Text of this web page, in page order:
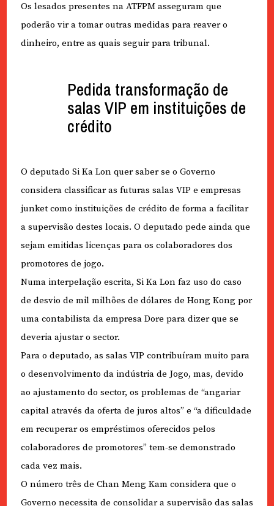
Os lesados presentes na ATFPM asseguram que
poderão vir a tomar outras medidas para reaver o
dinheiro, entre as quais seguir para tribunal.
Pedida transformação de
salas VIP em instituições de
crédito
O deputado Si Ka Lon quer saber se o Governo
considera classificar as futuras salas VIP e empresas
junket como instituições de crédito de forma a facilitar
a supervisão destes locais. O deputado pede ainda que
sejam emitidas licenças para os colaboradores dos
promotores de jogo.
Numa interpelação escrita, Si Ka Lon faz uso do caso
de desvio de mil milhões de dólares de Hong Kong por
uma contabilista da empresa Dore para dizer que se
deveria ajustar o sector.
Para o deputado, as salas VIP contribuíram muito para
o desenvolvimento da indústria de Jogo, mas, devido
ao ajustamento do sector, os problemas de “angariar
capital através da oferta de juros altos” e “a dificuldade
em recuperar os empréstimos oferecidos pelos
colaboradores de promotores” tem-se demonstrado
cada vez mais.
O número três de Chan Meng Kam considera que o
Governo necessita de consolidar a supervisão das salas